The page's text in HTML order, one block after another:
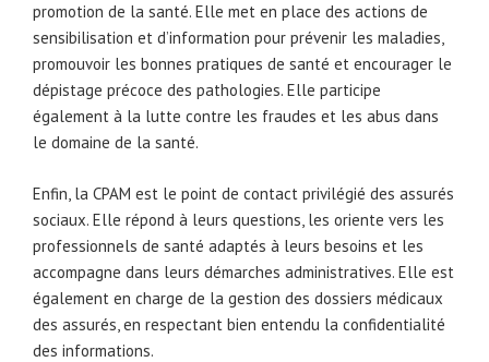
promotion de la santé. Elle met en place des actions de
sensibilisation et d’information pour prévenir les maladies,
promouvoir les bonnes pratiques de santé et encourager le
dépistage précoce des pathologies. Elle participe
également à la lutte contre les fraudes et les abus dans
le domaine de la santé.
Enfin, la CPAM est le point de contact privilégié des assurés
sociaux. Elle répond à leurs questions, les oriente vers les
professionnels de santé adaptés à leurs besoins et les
accompagne dans leurs démarches administratives. Elle est
également en charge de la gestion des dossiers médicaux
des assurés, en respectant bien entendu la confidentialité
des informations.